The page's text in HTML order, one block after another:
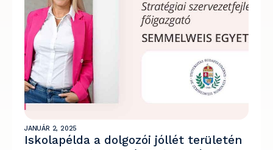
JANUÁR 2, 2025
Iskolapélda a dolgozói jóllét területén